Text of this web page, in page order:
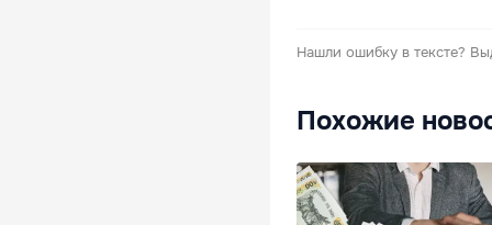
Нашли ошибку в тексте?
Похожие